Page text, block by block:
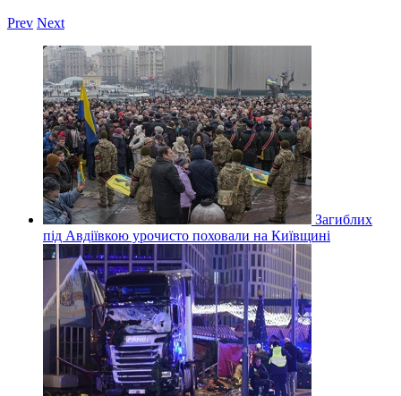
Prev Next
Загиблих
під Авдіївкою урочисто поховали на Київщині